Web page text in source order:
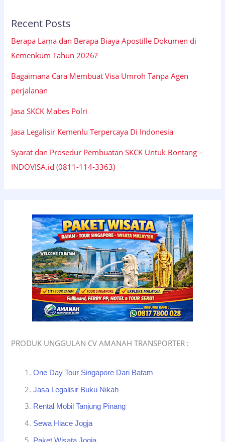
Recent Posts
Berapa Lama dan Berapa Biaya Apostille Dokumen di
Kemenkum Tahun 2026?
Bagaimana Cara Membuat Visa Umroh Tanpa Agen
perjalanan
Jasa SKCK Mabes Polri
Jasa Legalisir Kemenlu Terpercaya Di Indonesia
Syarat dan Prosedur Pembuatan SKCK Untuk Bontang –
INDOVISA.id (0811-114-3363)
PRODUK UNGGULAN CV AMANAH TRANSPORTER :
One Day Tour Singapore Dari Batam
Jasa Legalisir Buku Nikah
Rental Mobil Tanjung Pinang
Sewa Hiace Jogja
Paket Wisata Jogja